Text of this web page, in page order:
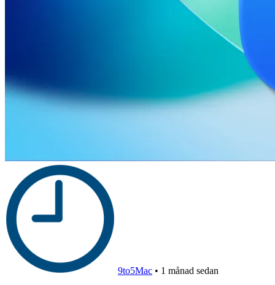
9to5Mac • 1 månad sedan